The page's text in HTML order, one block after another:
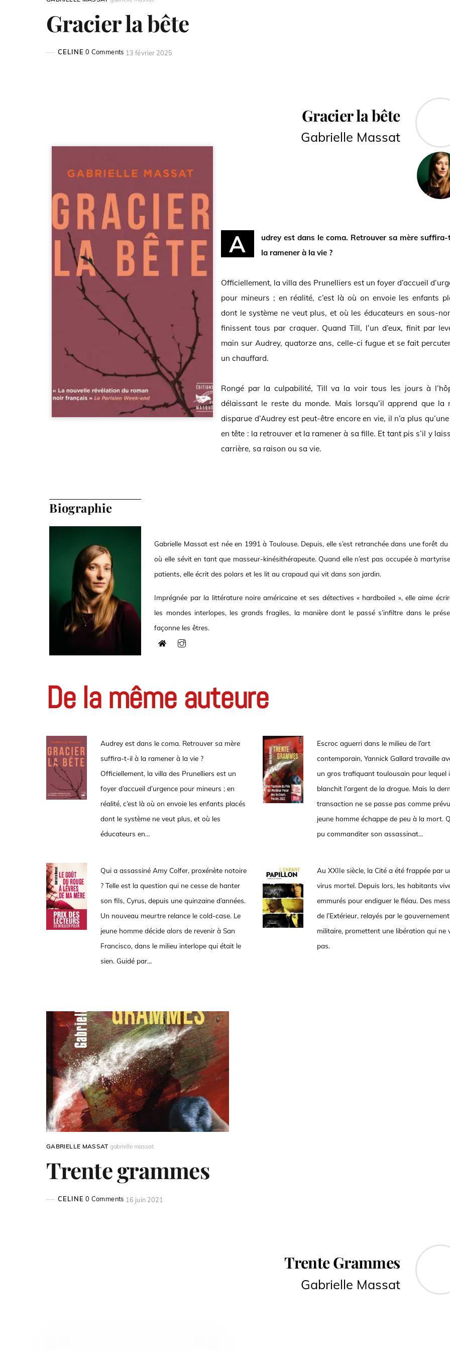
Gracier la bête
CELINE 0 Comments 13 février 2025
Gracier la bête
Gabrielle Massat
A
udrey est dans le coma. Retrouver sa mère
la ramener à la vie ?
Officiellement, la villa des Prunelliers est un foyer d’accueil
pour mineurs ; en réalité, c’est là où on envoie les enfants
dont le système ne veut plus, et où les éducateurs en sous-
finissent tous par craquer. Quand Till, l’un d’eux, finit par
main sur Audrey, quatorze ans, celle-ci fugue et se fait
un chauffard.
Rongé par la culpabilité, Till va la voir tous les jours à
délaissant le reste du monde. Mais lorsqu’il apprend que la
disparue d’Audrey est peut-être encore en vie, il n’a plus
en tête : la retrouver et la ramener à sa fille. Et tant pis s’il y
carrière, sa raison ou sa vie.
Biographie
Gabrielle Massat est née en 1991 à Toulouse. Depuis, elle s’est retranchée dans une forêt du
où elle sévit en tant que masseur-kinésithérapeute. Quand elle n’est pas occupée à
patients, elle écrit des polars et les lit au crapaud qui vit dans son jardin.
Imprégnée par la littérature noire américaine et ses détectives « hardboiled », elle aime
les mondes interlopes, les grands fragiles, la manière dont le passé s’infiltre dans le
façonne les êtres.
De la même auteure
Audrey est dans le coma. Retrouver sa mère
suffira-t-il à la ramener à la vie ?
Officiellement, la villa des Prunelliers est un
foyer d’accueil d’urgence pour mineurs ; en
réalité, c’est là où on envoie les enfants placés
dont le système ne veut plus, et où les
éducateurs en…
Escroc aguerri dans le milieu de l’art
contemporain, Yannick Gallard travaille
un gros trafiquant toulousain pour lequel
blanchit l'argent de la drogue. Mais la
transaction ne se passe pas comme
jeune homme échappe de peu à la mort.
pu commanditer son assassinat…
Qui a assassiné Amy Colfer, proxénète notoire
? Telle est la question qui ne cesse de hanter
son fils, Cyrus, depuis une quinzaine d’années.
Un nouveau meurtre relance le cold-case. Le
jeune homme décide alors de revenir à San
Francisco, dans le milieu interlope qui était le
sien. Guidé par…
Au XXIIe siècle, la Cité a été frappée par
virus mortel. Depuis lors, les habitants
emmurés pour endiguer le fléau. Des
de l’Extérieur, relayés par le gouvernement
militaire, promettent une libération qui ne
pas.
GABRIELLE MASSAT gabrielle massat
Trente grammes
CELINE 0 Comments 16 juin 2021
Trente Grammes
Gabrielle Massat